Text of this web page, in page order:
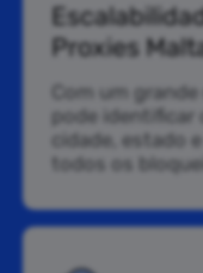
Proxies
Com um
pode identificar
cidade, estado
todos os